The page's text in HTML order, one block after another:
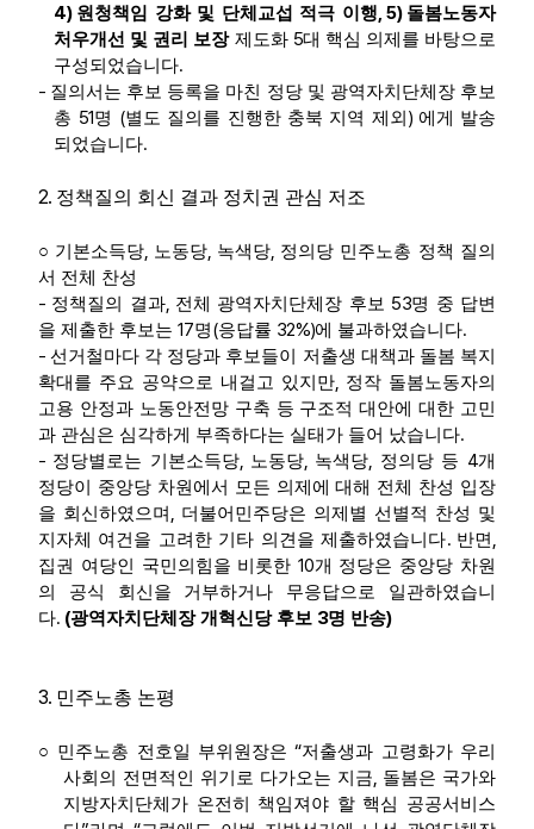
4) 원청책임 강화 및 단체교섭 적극 이행, 5) 돌봄노동자
처우개선 및 권리 보장 제도화 5대 핵심 의제를 바탕으로
구성되었습니다.
- 질의서는 후보 등록을 마친 정당 및 광역자치단체장 후보
총 51명 (별도 질의를 진행한 충북 지역 제외 ) 에게 발송
되었습니다.
2. 정책질의 회신 결과 정치권 관심 저조
○ 기본소득당, 노동당, 녹색당, 정의당 민주노총 정책 질의
서 전체 찬성
- 정책질의 결과, 전체 광역자치단체장 후보 53명 중 답변
을 제출한 후보는 17명(응답률 32%)에 불과하였습니다.
- 선거철마다 각 정당과 후보들이 저출생 대책과 돌봄 복지
확대를 주요 공약으로 내걸고 있지만, 정작 돌봄노동자의
고용 안정과 노동안전망 구축 등 구조적 대안에 대한 고민
과 관심은 심각하게 부족하다는 실태가 들어 났습니다.
- 정당별로는 기본소득당, 노동당, 녹색당, 정의당 등 4개
정당이 중앙당 차원에서 모든 의제에 대해 전체 찬성 입장
을 회신하였으며 , 더불어민주당은 의제별 선별적 찬성 및
지자체 여건을 고려한 기타 의견을 제출하였습니다. 반면,
집권 여당인 국민의힘을 비롯한10개 정당은 중앙당 차원
의 공식 회신을 거부하거나 무응답으로 일관하였습니
다. (광역자치단체장 개혁신당 후보 3명 반송)
3. 민주노총 논평
○ 민주노총 전호일 부위원장은“저출생과 고령화가 우리
사회의 전면적인 위기로 다가오는 지금, 돌봄은 국가와
지방자치단체가 온전히 책임져야 할 핵심 공공서비스